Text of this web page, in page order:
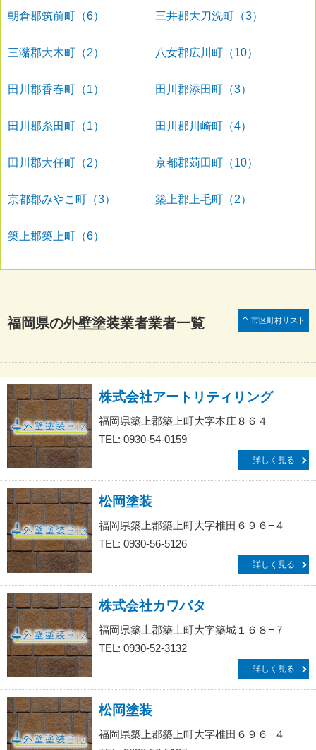
朝倉郡筑前町（6） 三井郡大刀洗町（3）
三潴郡大木町（2） 八女郡広川町（10）
田川郡香春町（1） 田川郡添田町（3）
田川郡糸田町（1） 田川郡川崎町（4）
田川郡大任町（2） 京都郡苅田町（10）
京都郡みやこ町（3） 築上郡上毛町（2）
築上郡築上町（6）
福岡県の外壁塗装業者業者一覧 arrow_upward 市区町村リスト
株式会社アートリティリング
福岡県築上郡築上町大字本庄８６４
TEL: 0930-54-0159
詳しく見る
松岡塗装
福岡県築上郡築上町大字椎田６９６−４
TEL: 0930-56-5126
詳しく見る
株式会社カワバタ
福岡県築上郡築上町大字築城１６８−７
TEL: 0930-52-3132
詳しく見る
松岡塗装
福岡県築上郡築上町大字椎田６９６−４